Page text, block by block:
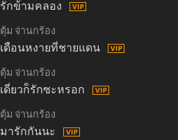
รักข้ามคลอง
ตุ้ม จ่านกร้อง
เดือนหงายที่ชายแดน
ตุ้ม จ่านกร้อง
เดี๋ยวก็รักซะหรอก
ตุ้ม จ่านกร้อง
มารักกันนะ